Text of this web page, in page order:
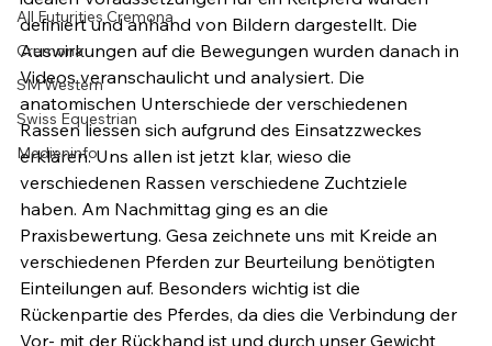
All Futurities Cremona
Cremona
SM Western
Swiss Equestrian
Medieninfo
definiert und anhand von Bildern dargestellt. Die
Auswirkungen auf die Bewegungen wurden danach in
Videos veranschaulicht und analysiert. Die
anatomischen Unterschiede der verschiedenen
Rassen liessen sich aufgrund des Einsatzzweckes
erklären. Uns allen ist jetzt klar, wieso die
verschiedenen Rassen verschiedene Zuchtziele
haben. Am Nachmittag ging es an die
Praxisbewertung. Gesa zeichnete uns mit Kreide an
verschiedenen Pferden zur Beurteilung benötigten
Einteilungen auf. Besonders wichtig ist die
Rückenpartie des Pferdes, da dies die Verbindung der
Vor- mit der Rückhand ist und durch unser Gewicht